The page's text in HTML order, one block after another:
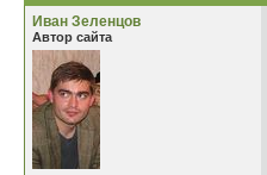
Иван Зеленцов
Автор сайта